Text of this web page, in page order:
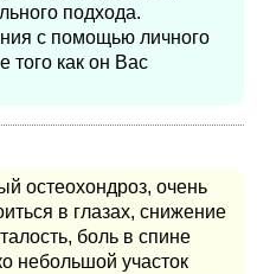
подхода.
с помощью личного
того как он Вас
остеохондроз, очень
в глазах, снижение
боль в спине
небольшой участок